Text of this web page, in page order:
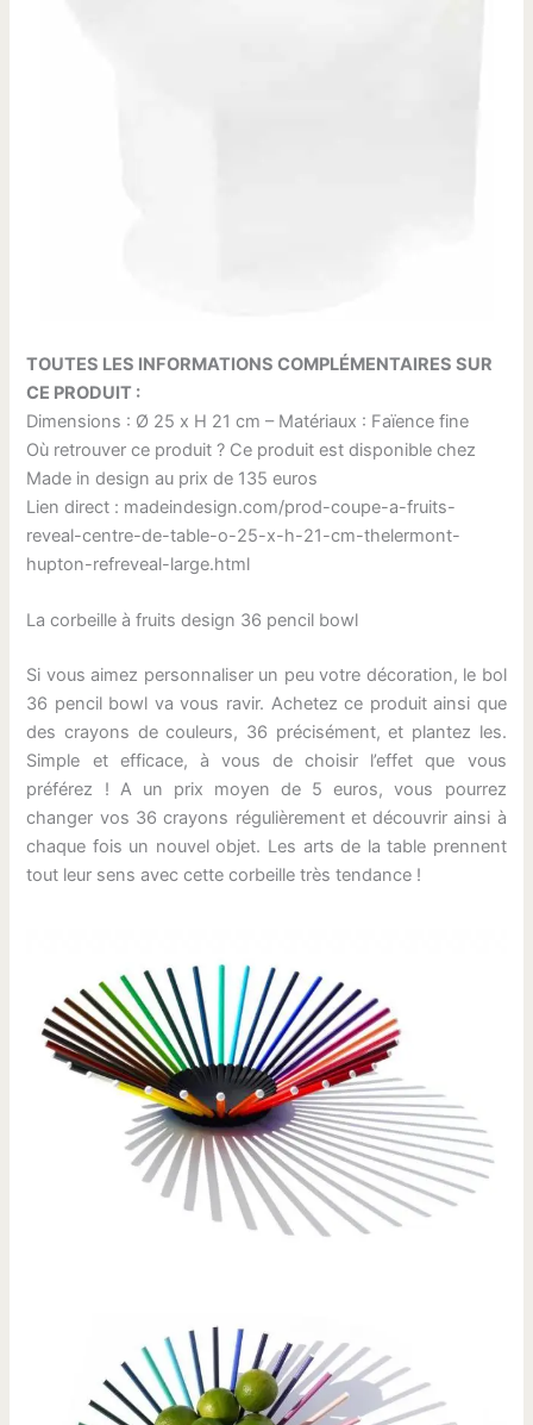
TOUTES LES INFORMATIONS COMPLÉMENTAIRES SUR
CE PRODUIT :
Dimensions : Ø 25 x H 21 cm – Matériaux : Faïence fine
Où retrouver ce produit ? Ce produit est disponible chez
Made in design au prix de 135 euros
Lien direct : madeindesign.com/prod-coupe-a-fruits-
reveal-centre-de-table-o-25-x-h-21-cm-thelermont-
hupton-refreveal-large.html
La corbeille à fruits design 36 pencil bowl
Si vous aimez personnaliser un peu votre décoration, le bol
36 pencil bowl va vous ravir. Achetez ce produit ainsi que
des crayons de couleurs, 36 précisément, et plantez les.
Simple et efficace, à vous de choisir l’effet que vous
préférez ! A un prix moyen de 5 euros, vous pourrez
changer vos 36 crayons régulièrement et découvrir ainsi à
chaque fois un nouvel objet. Les arts de la table prennent
tout leur sens avec cette corbeille très tendance !